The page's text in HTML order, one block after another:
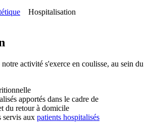
Hospitalisation
activité s'exerce en coulisse, au sein du
apportés dans le cadre de
du retour à domicile
servis aux patients hospitalisés